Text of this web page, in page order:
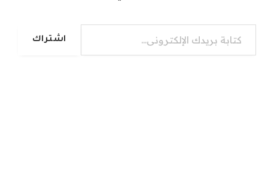
كتابة بريدك الإلكتروني...
اشتراك